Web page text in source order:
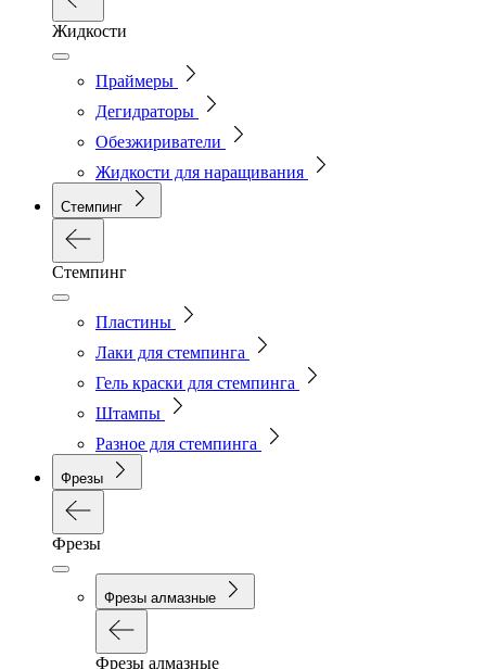
Жидкости
Праймеры
Дегидраторы
Обезжириватели
Жидкости для наращивания
Стемпинг
Стемпинг
Пластины
Лаки для стемпинга
Гель краски для стемпинга
Штампы
Разное для стемпинга
Фрезы
Фрезы
Фрезы алмазные
Фрезы алмазные